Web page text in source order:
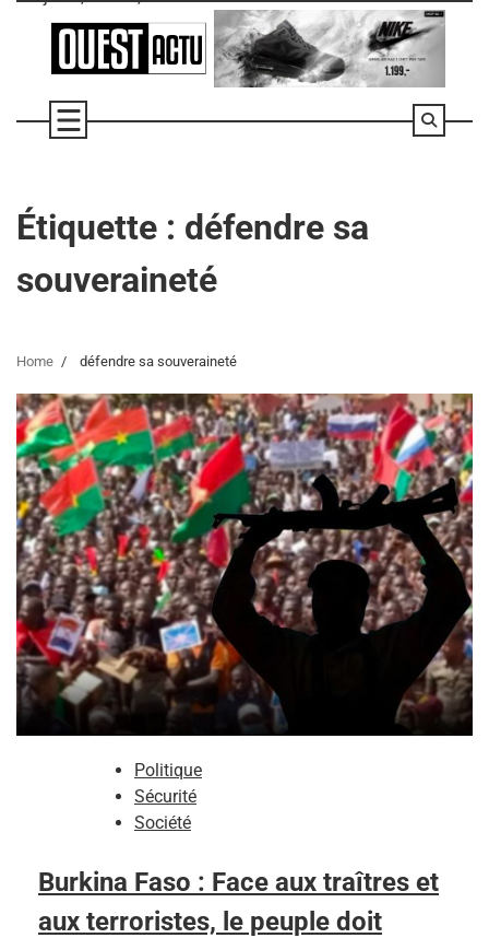
Étiquette : défendre sa
souveraineté
Home défendre sa souveraineté
Politique
Sécurité
Société
Burkina Faso : Face aux traîtres et
aux terroristes, le peuple doit